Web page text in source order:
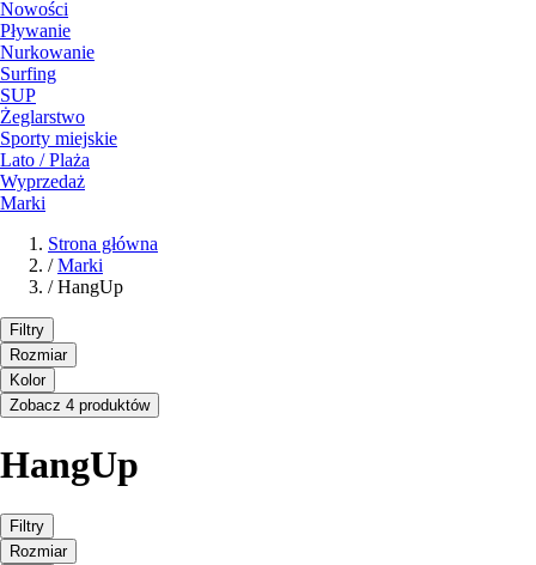
Nowości
Pływanie
Nurkowanie
Surfing
SUP
Żeglarstwo
Sporty miejskie
Lato / Plaża
Wyprzedaż
Marki
Strona główna
/ Marki
/ HangUp
Filtry
Rozmiar
Kolor
Zobacz 4 produktów
HangUp
Filtry
Rozmiar